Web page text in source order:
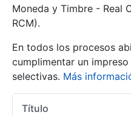
Mostrar/Ocultar
Moneda y Timbre - Real
RCM).
En todos los procesos
cumplimentar un
selectivas. Más
Título